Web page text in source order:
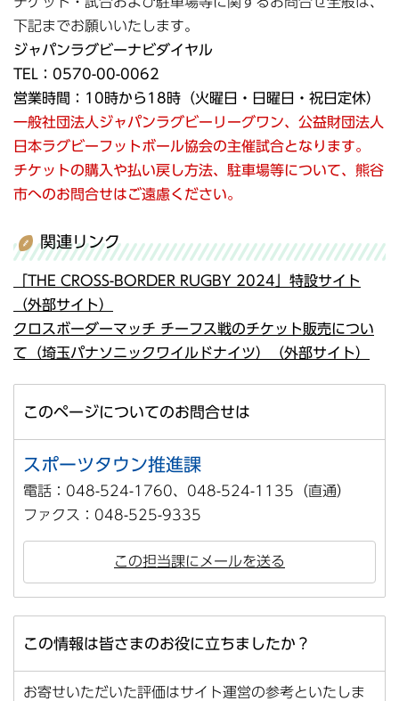
下記までお願いいたします。
ジャパンラグビーナビダイヤル
TEL：0570-00-0062
営業時間：10時から18時（火曜日・日曜日・祝日定休）
一般社団法人ジャパンラグビーリーグワン、公益財団法人
日本ラグビーフットボール協会の主催試合となります。
チケットの購入や払い戻し方法、駐車場等について、熊谷
市へのお問合せはご遠慮ください。
関連リンク
「THE CROSS-BORDER RUGBY 2024」特設サイト
（外部サイト）
クロスボーダーマッチ チーフス戦のチケット販売につい
て（埼玉パナソニックワイルドナイツ）（外部サイト）
このページについてのお問合せは
スポーツタウン推進課
電話：048-524-1760、048-524-1135（直通）
ファクス：048-525-9335
この担当課にメールを送る
この情報は皆さまのお役に立ちましたか？
お寄せいただいた評価はサイト運営の参考といたしま